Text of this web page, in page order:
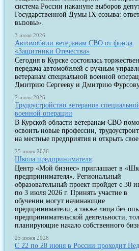
система России накануне выборов
Государственной Думы IX созыва:
вызовы».
3 июля 2026
Автомобили ветеранам СВО от фонда
«Защитники Отечества»
Сегодня в Курске состоялась
передача автомобилей с ручным
ветеранам специальной военной
Дмитрию Сергееву и Дмитрию
2 июля 2026
Трудоустройство ветеранов
военной операции
В Курской области ветеранам СВО
освоить новые профессии,
на местные предприятия и открыть
25 июня 2026
Школа предпринимателя
Центр «Мой бизнес» приглашает в
предпринимателя». Региональный
образовательный проект пройдет с 30
по 3 июля 2026 г. Принять участие в
обучении могут начинающие
предприниматели, а также лица без
предпринимательской деятельности,
планирующие начало собственного
25 июня 2026
С 22 по 28 июня в России проходит